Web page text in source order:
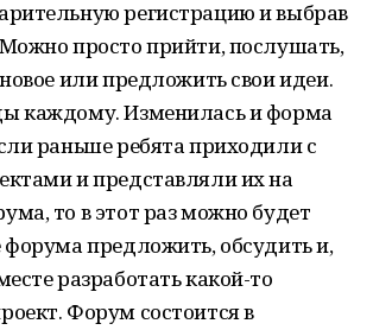
регистрацию и выбрав
просто прийти, послушать,
или предложить свои идеи.
каждому. Изменилась и форма
раньше ребята приходили с
и представляли их на
то в этот раз можно будет
предложить, обсудить и,
разработать какой-то
Форум состоится в